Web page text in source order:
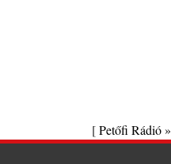
[Petőfi Rádió »